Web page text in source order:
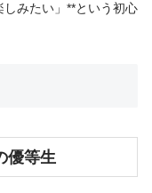
みたい」**という初心
優等生